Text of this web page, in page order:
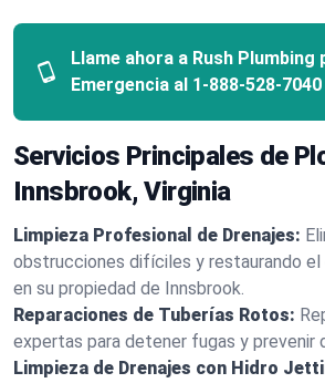
Llame ahora a Rush Plumbing
Emergencia al 1-888-528-7040
Servicios Principales de
Innsbrook, Virginia
Limpieza Profesional de Drenajes:
obstrucciones difíciles y restaurando el
en su propiedad de Innsbrook.
Reparaciones de Tuberías Rotos:
expertas para detener fugas y prevenir
Limpieza de Drenajes con Hidro